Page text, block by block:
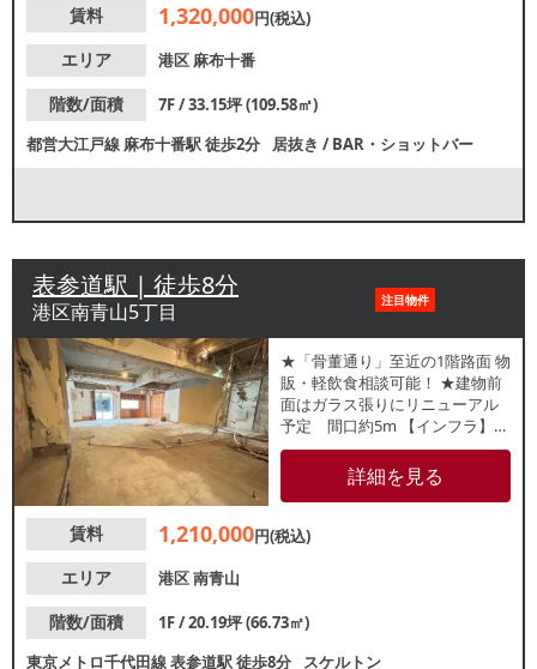
パーソンをはじめとした集客が
賃料 1,320,000円(税込)
エリア
港区 麻布十番
階数/面積
7F / 33.15坪 (109.58㎡)
都営大江戸線 麻布十番駅徒歩2分 居抜き /BAR・ショットバー
表参道駅 | 徒歩8分
港区南青山5丁目 注目物件
★「骨董通り」至近の1階路面 物
販・軽飲食相談可能！ ★建物前
面はガラス張りにリニューアル
予定 間口約5m 【インフラ】電
灯：有 動力：無 ガ
ス：4号メーター 水道：
20mm 【厨房排気】有 /台所換気
ト】無 【前テナント】物販【ト
業態】特に無し【引渡状態】ス
高】約2.4ｍ ※本紙記載の店舗情
詳細を見る
賃料 1,210,000円(税込)
エリア
港区南青山
階数/面積
1F / 20.19坪 (66.73㎡)
東京メトロ千代田線表参道駅徒歩8分 スケルトン